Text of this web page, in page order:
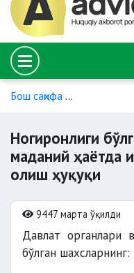
Бош саҳифа
Ногиронлиги
маданий ҳаётда
олиш ҳуқуқи
9447 марта ўқилди
Давлат органлари
бўлган шахсларнинг: